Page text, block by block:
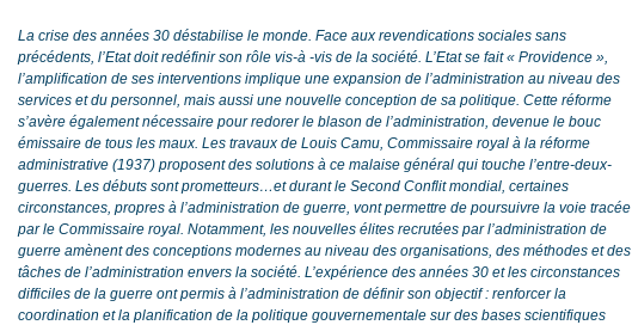
La crise des années 30 déstabilise le monde. Face aux revendications sociales sans
précédents, l’Etat doit redéfinir son rôle vis-à -vis de la société. L’Etat se fait « Providence »,
l’amplification de ses interventions implique une expansion de l’administration au niveau des
services et du personnel, mais aussi une nouvelle conception de sa politique. Cette réforme
s’avère également nécessaire pour redorer le blason de l’administration, devenue le bouc
émissaire de tous les maux. Les travaux de Louis Camu, Commissaire royal à la réforme
administrative (1937) proposent des solutions à ce malaise général qui touche l’entre-deux-
guerres. Les débuts sont prometteurs…et durant le Second Conflit mondial, certaines
circonstances, propres à l’administration de guerre, vont permettre de poursuivre la voie tracée
par le Commissaire royal. Notamment, les nouvelles élites recrutées par l’administration de
guerre amènent des conceptions modernes au niveau des organisations, des méthodes et des
tâches de l’administration envers la société. L’expérience des années 30 et les circonstances
difficiles de la guerre ont permis à l’administration de définir son objectif : renforcer la
coordination et la planification de la politique gouvernementale sur des bases scientifiques